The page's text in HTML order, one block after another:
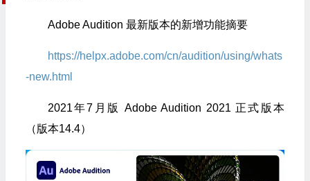
Adobe Audition 最新版本的新增功能摘要
https://helpx.adobe.com/cn/audition/using/whats
-new.html
2021年7月版 Adobe Audition 2021 正式版本
（版本14.4）